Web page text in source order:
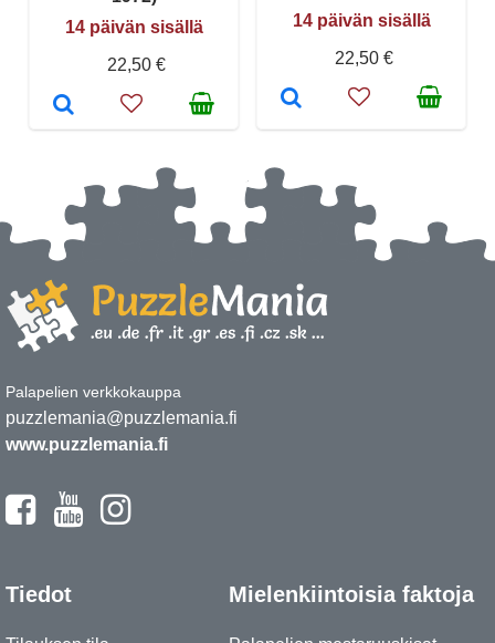
14 päivän sisällä
22,50 €
14 päivän sisällä
22,50 €
Palapelien verkkokauppa
puzzlemania@puzzlemania.fi
www.puzzlemania.fi
Tiedot Mielenkiintoisia faktoja